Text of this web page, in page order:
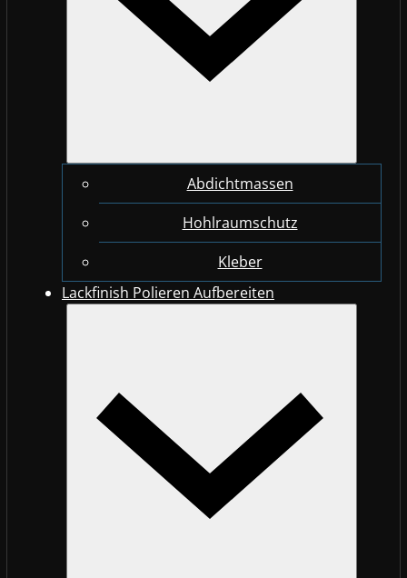
Abdichtmassen
Hohlraumschutz
Kleber
Lackfinish Polieren Aufbereiten